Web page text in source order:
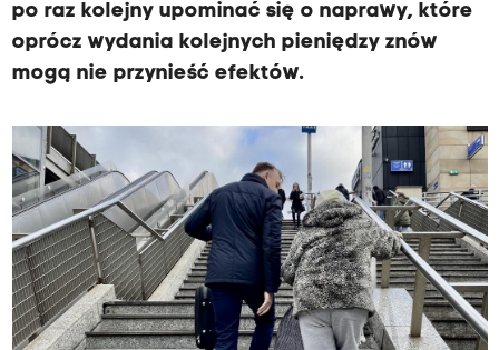
po raz kolejny upominać się o naprawy, które
oprócz wydania kolejnych pieniędzy znów
mogą nie przynieść efektów.